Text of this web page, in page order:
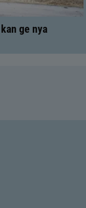
ge nya